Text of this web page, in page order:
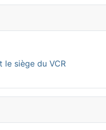
le siège du VCR